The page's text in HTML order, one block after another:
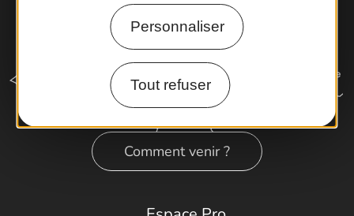
Personnaliser
Tout refuser
Comment venir ?